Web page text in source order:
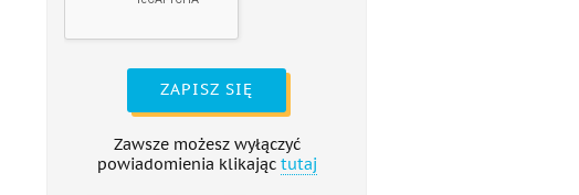
ZAPISZ SIĘ
Zawsze możesz wyłączyć
powiadomienia klikając tutaj